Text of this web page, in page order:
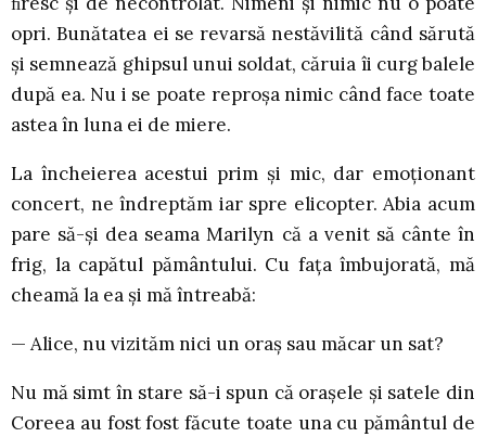
opri. Bunătatea ei se revarsă nestăvilită când sărută
și semnează ghipsul unui soldat, căruia îi curg balele
după ea. Nu i se poate reproșa nimic când face toate
astea în luna ei de miere.
La încheierea acestui prim și mic, dar emoționant
concert, ne îndreptăm iar spre elicopter. Abia acum
pare să-și dea seama Marilyn că a venit să cânte în
frig, la capătul pământului. Cu fața îmbujorată, mă
cheamă la ea și mă întreabă:
— Alice, nu vizităm nici un oraș sau măcar un sat?
Nu mă simt în stare să-i spun că orașele și satele din
Coreea au fost fost făcute toate una cu pământul de